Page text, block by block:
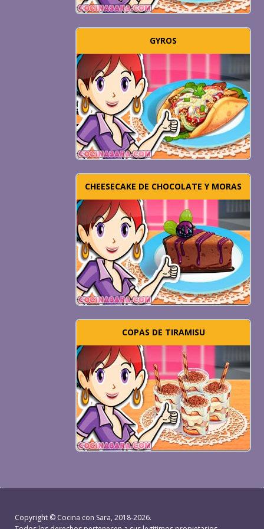
GYROS
CHEESECAKE DE CHOCOLATE Y MORAS
COPAS DE TIRAMISU
Copyright © Cocina con Sara, 2018-2026.